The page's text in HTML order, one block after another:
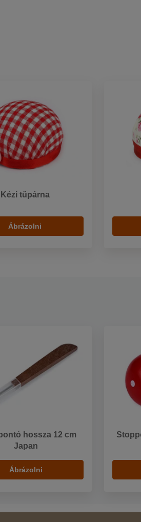
Kézi tűpárna
Ábrázolni
hossza 12 cm
Japan
Ábrázolni